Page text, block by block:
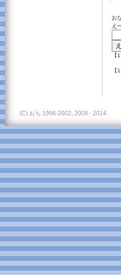
お
え
(C) おち 1996-2002, 2008 - 2014
--